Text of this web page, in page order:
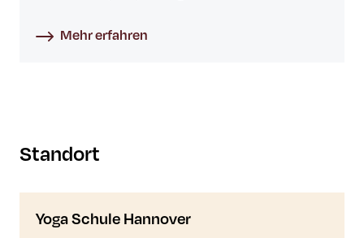
Mehr erfahren
Standort
Yoga Schule Hannover